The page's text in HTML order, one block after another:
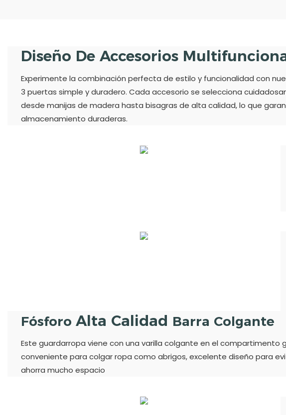
Diseño De Accesorios
Experimente la combinación perfecta de estilo y funcionalidad con
3 puertas simple y duradero. Cada accesorio se selecciona
desde manijas de madera hasta bisagras de alta calidad, lo que
almacenamiento duraderas.
Fósforo Alta Calidad Barra Colgante
Este guardarropa viene con una varilla colgante en el compartimento
conveniente para colgar ropa como abrigos, excelente diseño para
ahorra mucho espacio